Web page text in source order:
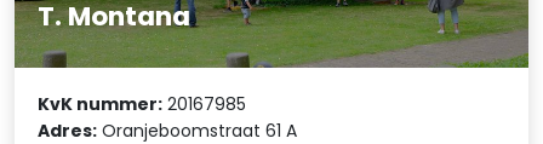
T. Montana
KvK nummer: 20167985
Adres: Oranjeboomstraat 61 A